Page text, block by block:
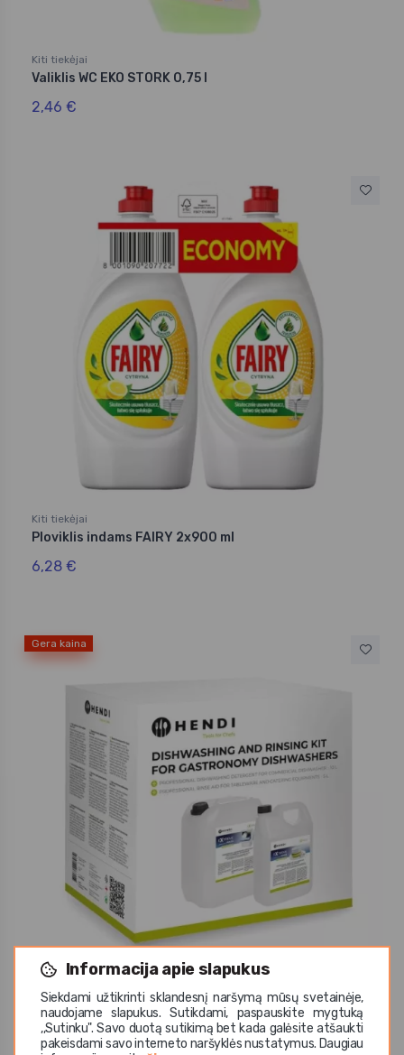
Informacija apie slapukus
Siekdami užtikrinti sklandesnį naršymą mūsų svetainėje,
naudojame slapukus. Sutikdami, paspauskite mygtuką
,,Sutinku". Savo duotą sutikimą bet kada galėsite atšaukti
pakeisdami savo interneto naršyklės nustatymus. Daugiau
Kiti tiekėjai
Valiklis WC EKO STORK 0,75 l
2,46 €
Kiti tiekėjai
Ploviklis indams FAIRY 2x900 ml
6,28 €
Gera kaina
Hendi
Priemonės indaplovei 10 L ploviklis + 5 L skalavimo
skystis
67,76 €